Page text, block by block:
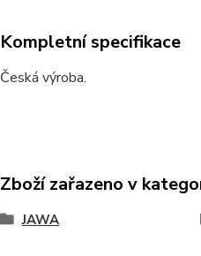
Kompletní specifikace
Česká výroba.
Zboží zařazeno v
JAWA